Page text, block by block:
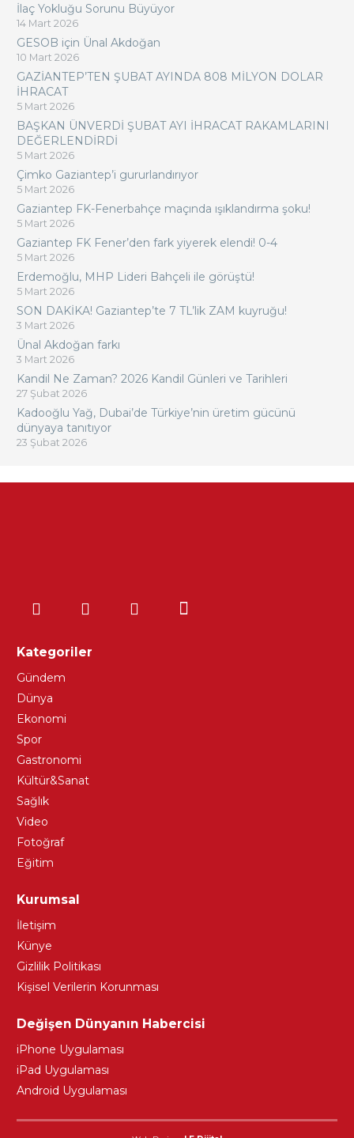
İlaç Yokluğu Sorunu Büyüyor
14 Mart 2026
GESOB için Ünal Akdoğan
10 Mart 2026
GAZİANTEP’TEN ŞUBAT AYINDA 808 MİLYON DOLAR
İHRACAT
5 Mart 2026
BAŞKAN ÜNVERDİ ŞUBAT AYI İHRACAT RAKAMLARINI
DEĞERLENDİRDİ
5 Mart 2026
Çimko Gaziantep’i gururlandırıyor
5 Mart 2026
Gaziantep FK-Fenerbahçe maçında ışıklandırma şoku!
5 Mart 2026
Gaziantep FK Fener’den fark yiyerek elendi! 0-4
5 Mart 2026
Erdemoğlu, MHP Lideri Bahçeli ile görüştü!
5 Mart 2026
SON DAKİKA! Gaziantep’te 7 TL’lik ZAM kuyruğu!
3 Mart 2026
Ünal Akdoğan farkı
3 Mart 2026
Kandil Ne Zaman? 2026 Kandil Günleri ve Tarihleri
27 Şubat 2026
Kadooğlu Yağ, Dubai’de Türkiye’nin üretim gücünü
dünyaya tanıtıyor
23 Şubat 2026
Kategoriler
Gündem
Dünya
Ekonomi
Spor
Gastronomi
Kültür&Sanat
Sağlık
Video
Fotoğraf
Eğitim
Kurumsal
İletişim
Künye
Gizlilik Politikası
Kişisel Verilerin Korunması
Değişen Dünyanın Habercisi
iPhone Uygulaması
iPad Uygulaması
Android Uygulaması